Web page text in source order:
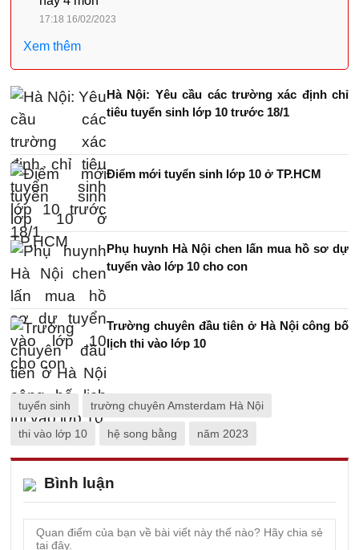
17:18 16/02/2023
Xem thêm
Hà Nội: Yêu cầu các trường xác định chỉ
tiêu tuyển sinh lớp 10 trước 18/1
Điểm mới tuyển sinh lớp 10 ở TP.HCM
Phụ huynh Hà Nội chen lấn mua hồ sơ dự
tuyển vào lớp 10 cho con
Trường chuyên đầu tiên ở Hà Nội công bố
lịch thi vào lớp 10
tuyển sinh trường chuyên Amsterdam Hà Nội
thi vào lớp 10 hệ song bằng năm 2023
Bình luận